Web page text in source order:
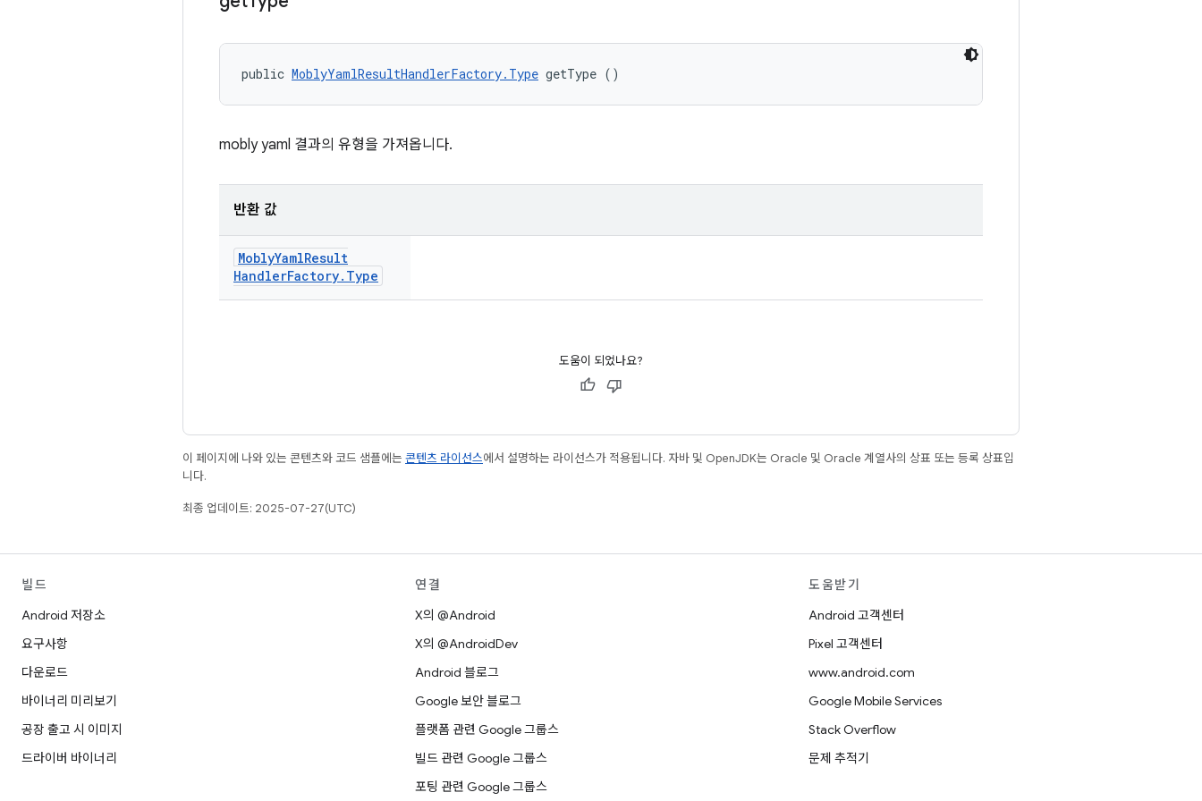
public MoblyYamlResultHandlerFactory.Type getType ()
mobly yaml 결과의 유형을 가져옵니다.
반환 값
MoblyYamlResult
HandlerFactory. Type
도움이 되었나요?
이 페이지에 나와 있는 콘텐츠와 코드 샘플에는 콘텐츠 라이선스에서 설명하는 라이선스가 적용됩니다. 자바 및 OpenJDK는 Oracle 및 Oracle 계열사의 상표 또는 등록 상표입
니다.
최종 업데이트: 2025-07-27(UTC)
빌드
Android 저장소
요구사항
다운로드
바이너리 미리보기
공장 출고 시 이미지
드라이버 바이너리
연결
X의 @Android
X의 @AndroidDev
Android 블로그
Google 보안 블로그
플랫폼 관련 Google 그룹스
빌드 관련 Google 그룹스
포팅 관련 Google 그룹스
도움받기
Android 고객센터
Pixel 고객센터
www.android.com
Google Mobile Services
Stack Overflow
문제 추적기